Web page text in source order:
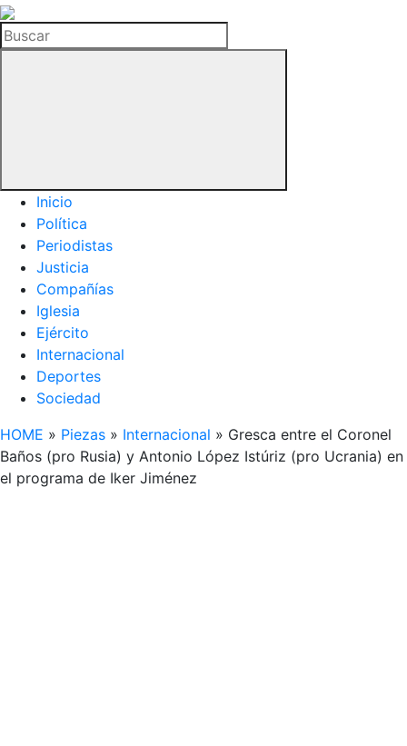
La
Hemeroteca
del
Buscar
Inicio
Política
Periodistas
Justicia
Compañías
Iglesia
Ejército
Internacional
Deportes
Sociedad
HOME » Piezas » Internacional » Gresca entre el Coronel
Baños (pro Rusia) y Antonio López Istúriz (pro Ucrania) en
el programa de Iker Jiménez